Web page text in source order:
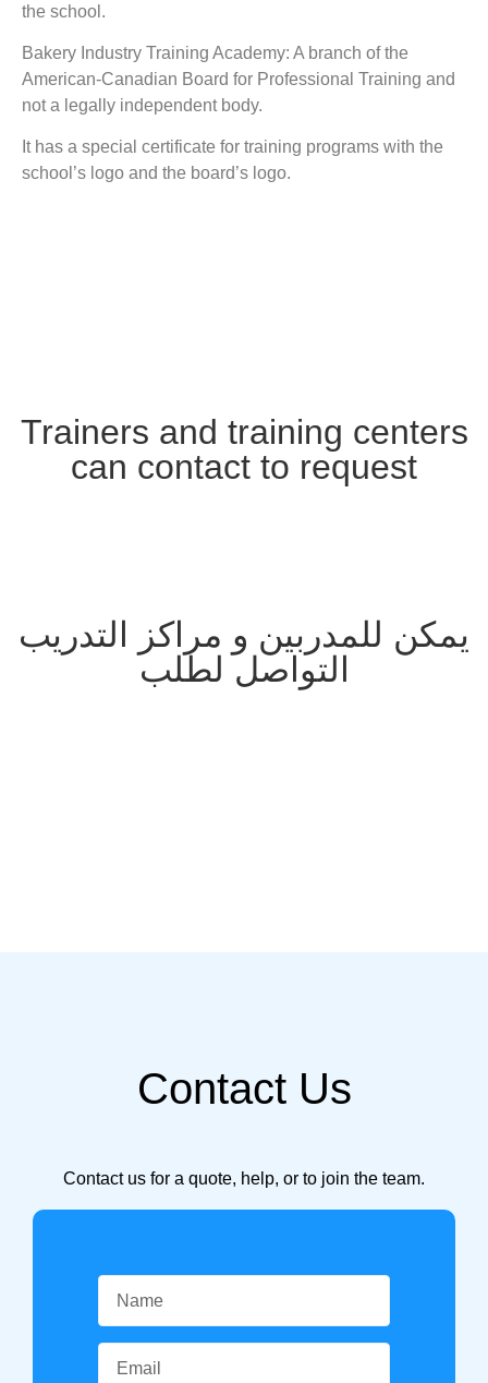
the school.
Bakery Industry Training Academy: A branch of the
American-Canadian Board for Professional Training and
not a legally independent body.
It has a special certificate for training programs with the
school’s logo and the board’s logo.
Trainers and training centers
can contact to request
يمكن للمدربين و مراكز التدريب
التواصل لطلب
Contact Us
Contact us for a quote, help, or to join the team.